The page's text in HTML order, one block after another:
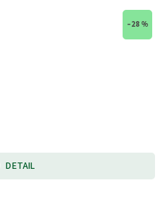
–28 %
DETAIL